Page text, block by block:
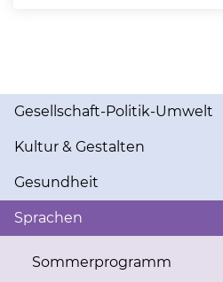
Gesellschaft-Politik-Umwelt
Kultur & Gestalten
Gesundheit
Sprachen
Sommerprogramm